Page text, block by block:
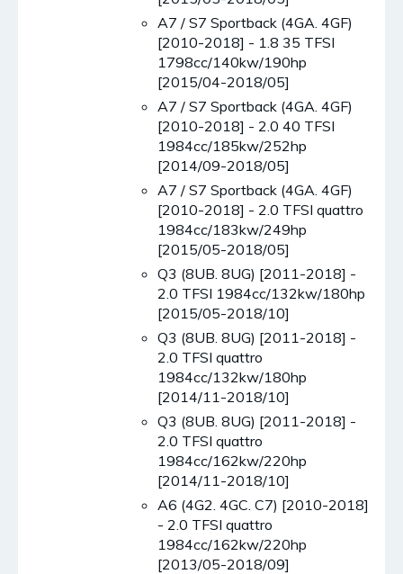
A7 / S7 Sportback (4GA. 4GF)
[2010-2018] - 1.8 35 TFSI
1798cc/140kw/190hp
[2015/04-2018/05]
A7 / S7 Sportback (4GA. 4GF)
[2010-2018] - 2.0 40 TFSI
1984cc/185kw/252hp
[2014/09-2018/05]
A7 / S7 Sportback (4GA. 4GF)
[2010-2018] - 2.0 TFSI quattro
1984cc/183kw/249hp
[2015/05-2018/05]
Q3 (8UB. 8UG) [2011-2018] -
2.0 TFSI 1984cc/132kw/180hp
[2015/05-2018/10]
Q3 (8UB. 8UG) [2011-2018] -
2.0 TFSI quattro
1984cc/132kw/180hp
[2014/11-2018/10]
Q3 (8UB. 8UG) [2011-2018] -
2.0 TFSI quattro
1984cc/162kw/220hp
[2014/11-2018/10]
A6 (4G2. 4GC. C7) [2010-2018]
- 2.0 TFSI quattro
1984cc/162kw/220hp
[2013/05-2018/09]